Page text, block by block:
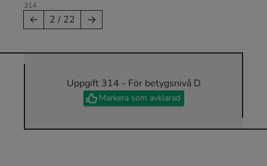
314
← 2 / 22 →
Uppgift 314 - För betygsnivå D
Markera som avklarad